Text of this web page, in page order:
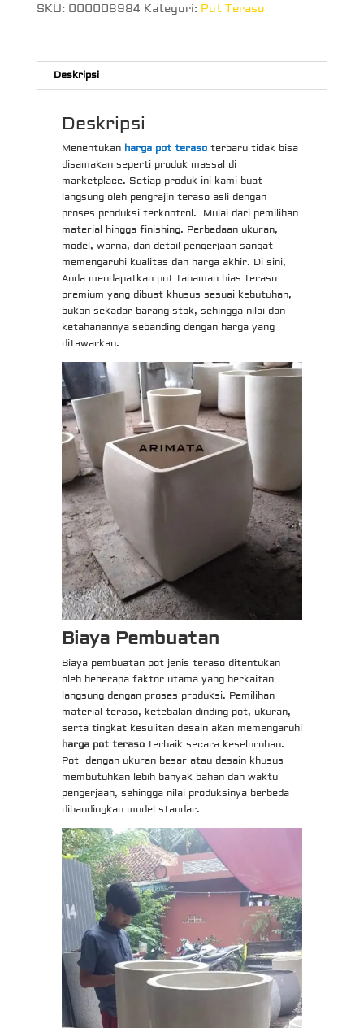
SKU: 000008984 Kategori: Pot Teraso
Deskripsi
Deskripsi
Menentukan harga pot teraso terbaru tidak bisa
disamakan seperti produk massal di
marketplace. Setiap produk ini kami buat
langsung oleh pengrajin teraso asli dengan
proses produksi terkontrol. Mulai dari pemilihan
material hingga finishing. Perbedaan ukuran,
model, warna, dan detail pengerjaan sangat
memengaruhi kualitas dan harga akhir. Di sini,
Anda mendapatkan pot tanaman hias teraso
premium yang dibuat khusus sesuai kebutuhan,
bukan sekadar barang stok, sehingga nilai dan
ketahanannya sebanding dengan harga yang
ditawarkan.
Biaya Pembuatan
Biaya pembuatan pot jenis teraso ditentukan
oleh beberapa faktor utama yang berkaitan
langsung dengan proses produksi. Pemilihan
material teraso, ketebalan dinding pot, ukuran,
serta tingkat kesulitan desain akan memengaruhi
harga pot terasoterbaik secara keseluruhan.
Pot dengan ukuran besar atau desain khusus
membutuhkan lebih banyak bahan dan waktu
pengerjaan, sehingga nilai produksinya berbeda
dibandingkan model standar.